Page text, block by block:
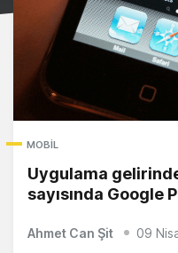
MOBIL
Uygulama
sayısında Google
Ahmet Can Şit 09